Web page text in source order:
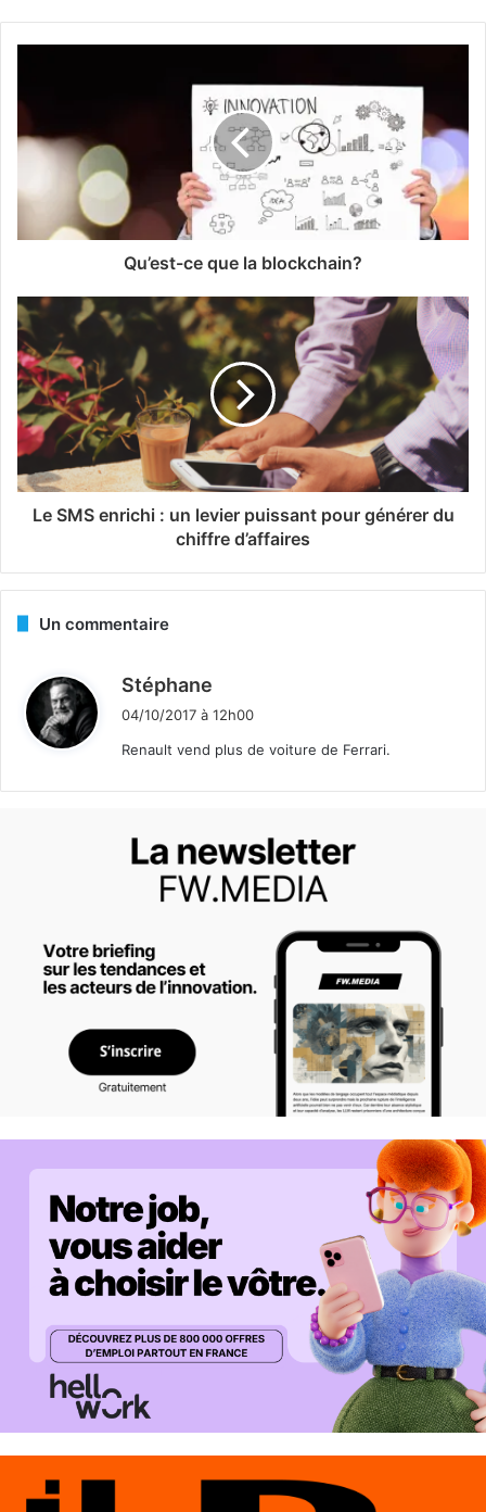
Qu’est-ce que la blockchain?
Le SMS enrichi : un levier puissant pour générer du
chiffre d’affaires
Un commentaire
Stéphane
04/10/2017 à 12h00
Renault vend plus de voiture de Ferrari.